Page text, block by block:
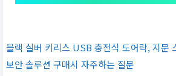
블랙 실버 키리스 USB 충전식 도어락, 지문
보안 솔루션 구매시 자주하는 질문